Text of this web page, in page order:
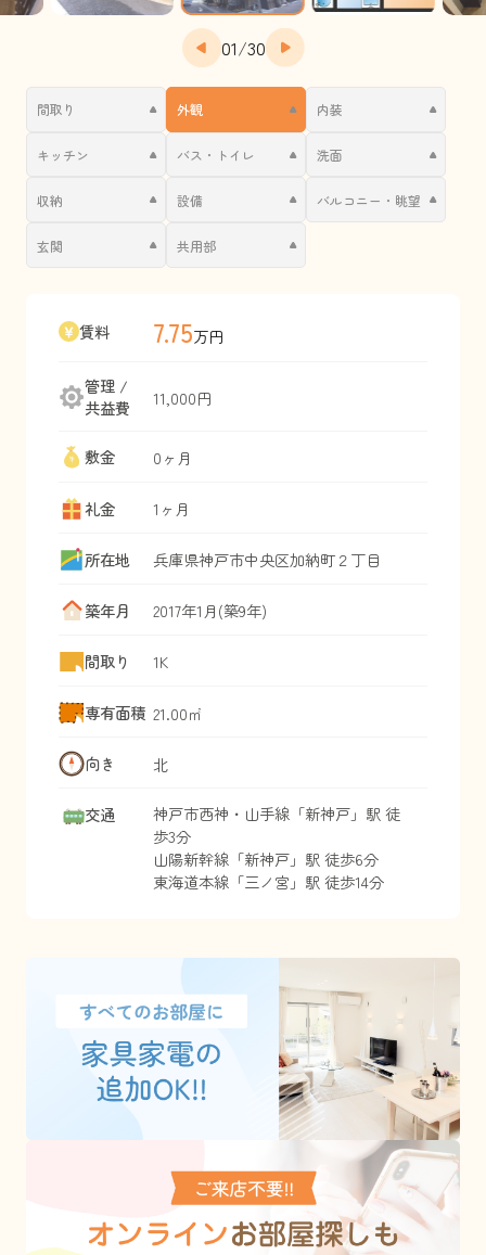
01/30
間取り 外観 内装
キッチン バス・トイレ 洗面
収納 設備 バルコニー・眺望
玄関 共用部
賃料 7.75万円
管理 /
共益費
11,000円
敷金 0ヶ月
礼金 1ヶ月
所在地 兵庫県神戸市中央区加納町２丁目
築年月 2017年1月(築9年)
間取り 1K
専有面積 21.00㎡
向き 北
交通 神戸市西神・山手線「新神戸」駅 徒
歩3分
山陽新幹線「新神戸」駅 徒歩6分
東海道本線「三ノ宮 」駅 徒歩14分